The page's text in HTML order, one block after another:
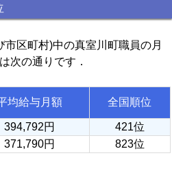
区町村)中の真室川町職員の月
次の通りです．
均給与月額 全国順位
394,792円
421位
371,790円 823位